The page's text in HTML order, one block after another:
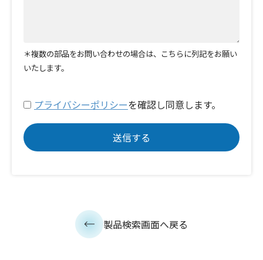
＊複数の部品をお問い合わせの場合は、こちらに列記をお願い
いたします。
プライバシーポリシーを確認し同意します。
製品検索画面へ戻る